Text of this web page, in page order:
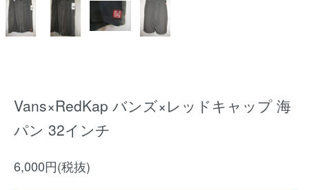
Vans×RedKap バンズ×レッドキャップ 海
パン 32インチ
6,000円(税抜)